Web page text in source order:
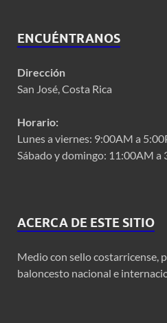
ENCUÉNTRANOS
Dirección
San José, Costa Rica
Horario:
Lunes a viernes: 9:00AM a
Sábado y domingo: 11:00AM a
ACERCA DE ESTE SITIO
Medio con sello costarricense,
baloncesto nacional e